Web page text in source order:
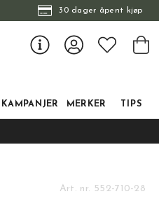
30 dager åpent kjøp
KAMPANJER MERKER TIPS
Art. nr. 552-710-28